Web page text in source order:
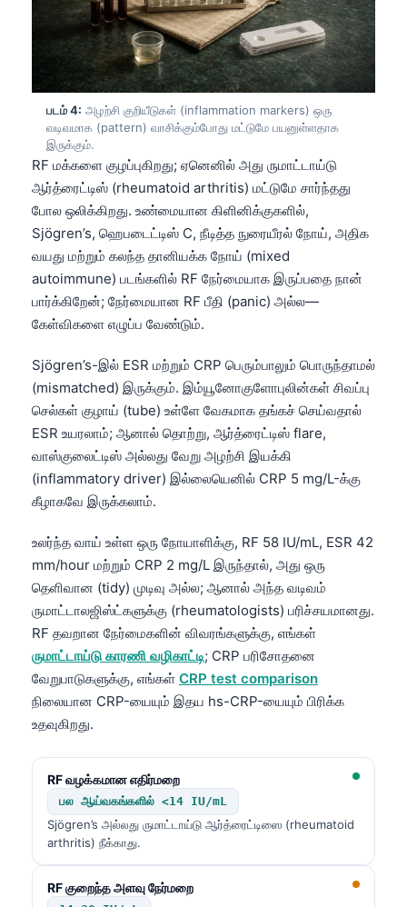
படம் 4: அழற்சி குறியீடுகள் (inflammation markers) ஒரு
வடிவமாக (pattern) வாசிக்கும்போது மட்டுமே பயனுள்ளதாக
இருக்கும்.
RF மக்களை குழப்புகிறது; ஏனெனில் அது ருமாட்டாய்டு
ஆர்த்ரைட்டிஸ் (rheumatoid arthritis) மட்டுமே சார்ந்தது
போல ஒலிக்கிறது. உண்மையான கிளினிக்குகளில்,
Sjögren’s, ஹெபடைட்டிஸ் C, நீடித்த நுரையீரல் நோய், அதிக
வயது மற்றும் கலந்த தானியக்க நோய் (mixed
autoimmune) படங்களில் RF நேர்மையாக இருப்பதை நான்
பார்க்கிறேன்; நேர்மையான RF பீதி (panic) அல்ல—
கேள்விகளை எழுப்ப வேண்டும்.
Sjögren’s-இல் ESR மற்றும் CRP பெரும்பாலும் பொருந்தாமல்
(mismatched) இருக்கும். இம்யூனோகுளோபுலின்கள் சிவப்பு
செல்கள் குழாய் (tube) உள்ளே வேகமாக தங்கச் செய்வதால்
ESR உயரலாம்; ஆனால் தொற்று, ஆர்த்ரைட்டிஸ் flare,
வாஸ்குலைட்டிஸ் அல்லது வேறு அழற்சி இயக்கி
(inflammatory driver) இல்லையெனில் CRP 5 mg/L-க்கு
கீழாகவே இருக்கலாம்.
உலர்ந்த வாய் உள்ள ஒரு நோயாளிக்கு, RF 58 IU/mL, ESR 42
mm/hour மற்றும் CRP 2 mg/L இருந்தால், அது ஒரு
தெளிவான (tidy) முடிவு அல்ல; ஆனால் அந்த வடிவம்
ருமாட்டாலஜிஸ்ட்களுக்கு (rheumatologists) பரிச்சயமானது.
RF தவறான நேர்மைகளின் விவரங்களுக்கு, எங்கள்
ருமாட்டாய்டு காரணி வழிகாட்டி; CRP பரிசோதனை
வேறுபாடுகளுக்கு, எங்கள் CRP test comparison
நிலையான CRP-யையும் இதய hs-CRP-யையும் பிரிக்க
உதவுகிறது.
RF வழக்கமான எதிர்மறை
பல ஆய்வகங்களில் <14 IU/mL
Sjögren’s அல்லது ருமாட்டாய்டு ஆர்த்ரைட்டிஸை (rheumatoid
arthritis) நீக்காது.
RF குறைந்த அளவு நேர்மறை